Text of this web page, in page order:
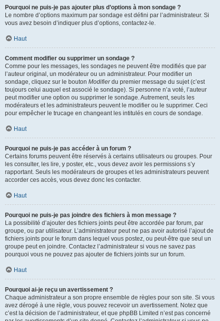
Pourquoi ne puis-je pas ajouter plus d’options à mon sondage ?
Le nombre d’options maximum par sondage est défini par l’administrateur. Si
vous avez besoin d’indiquer plus d’options, contactez-le.
Haut
Comment modifier ou supprimer un sondage ?
Comme pour les messages, les sondages ne peuvent être modifiés que par
l’auteur original, un modérateur ou un administrateur. Pour modifier un
sondage, cliquez sur le bouton Modifierdu premier message du sujet (c’est
toujours celui auquel est associé le sondage). Si personne n’a voté, l’auteur
peut modifier une option ou supprimer le sondage. Autrement, seuls les
modérateurs et les administrateurs peuvent le modifier ou le supprimer. Ceci
pour empêcher le trucage en changeant les intitulés en cours de sondage.
Haut
Pourquoi ne puis-je pas accéder à un forum ?
Certains forums peuvent être réservés à certains utilisateurs ou groupes. Pour
les consulter, les lire, y poster, etc., vous devez avoir les permissions s’y
rapportant. Seuls les modérateurs de groupes et les administrateurs peuvent
accorder ces accès, vous devez donc les contacter.
Haut
Pourquoi ne puis-je pas joindre des fichiers à mon message ?
La possibilité d’ajouter des fichiers joints peut être accordée par forum, par
groupe, ou par utilisateur. L’administrateur peut ne pas avoir autorisé l’ajout de
fichiers joints pour le forum dans lequel vous postez, ou peut-être que seul un
groupe peut en joindre. Contactez l’administrateur si vous ne savez pas
pourquoi vous ne pouvez pas ajouter de fichiers joints sur un forum.
Haut
Pourquoi ai-je reçu un avertissement ?
Chaque administrateur a son propre ensemble de règles pour son site. Si vous
avez dérogé à une règle, vous pouvez recevoir un avertissement. Notez que
c’est la décision de l’administrateur, et que phpBB Limited n’est pas concerné